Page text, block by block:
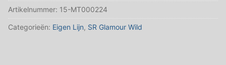
Artikelnummer: 15-MT000224
Categorieën: Eigen Lijn, SR Glamour Wild